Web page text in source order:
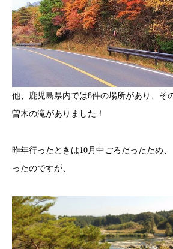
他、鹿児島県内では8件の場所があり、そ
曽木の滝がありました！
昨年行ったときは10月中ごろだったため
ったのですが、